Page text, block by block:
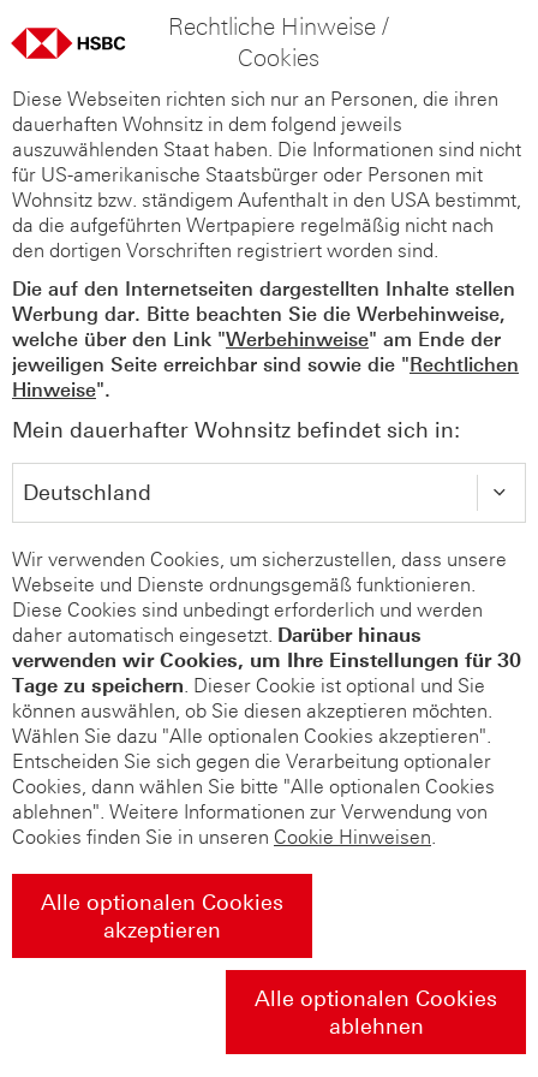
Rechtliche Hinweise /
Cookies
Diese Webseiten richten sich nur an Personen, die ihren
dauerhaften Wohnsitz in dem folgend jeweils
auszuwählenden Staat haben. Die Informationen sind nicht
für US-amerikanische Staatsbürger oder Personen mit
Wohnsitz bzw. ständigem Aufenthalt in den USA bestimmt,
da die aufgeführten Wertpapiere regelmäßig nicht nach
den dortigen Vorschriften registriert worden sind.
Die auf den Internetseiten dargestellten Inhalte stellen
Werbung dar. Bitte beachten Sie die Werbehinweise,
welche über den Link "Werbehinweise" am Ende der
jeweiligen Seite erreichbar sind sowie die "Rechtlichen
Hinweise".
Mein dauerhafter Wohnsitz befindet sich in:
Wir verwenden Cookies, um sicherzustellen, dass unsere
Webseite und Dienste ordnungsgemäß funktionieren.
Diese Cookies sind unbedingt erforderlich und werden
daher automatisch eingesetzt. Darüber hinaus
verwenden wir Cookies, um Ihre Einstellungen für 30
Tage zu speichern. Dieser Cookie ist optional und Sie
können auswählen, ob Sie diesen akzeptieren möchten.
Wählen Sie dazu "Alle optionalen Cookies akzeptieren".
Entscheiden Sie sich gegen die Verarbeitung optionaler
Cookies, dann wählen Sie bitte "Alle optionalen Cookies
ablehnen". Weitere Informationen zur Verwendung von
Cookies finden Sie in unseren Cookie Hinweisen.
Alle optionalen Cookies
akzeptieren
Alle optionalen Cookies
ablehnen